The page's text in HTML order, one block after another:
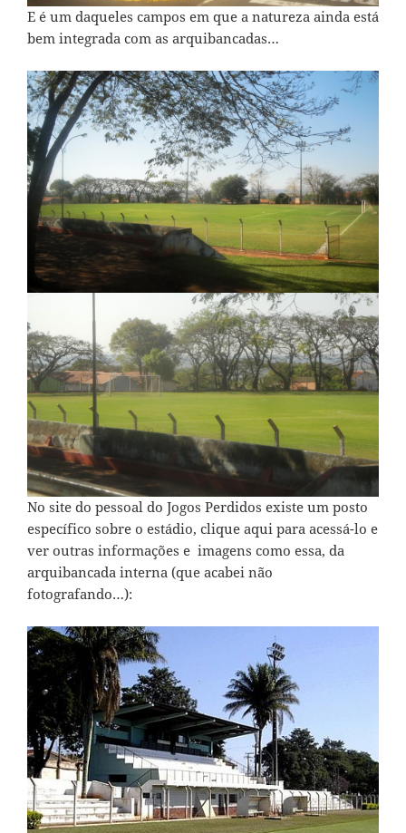
E é um daqueles campos em que a natureza ainda está
bem integrada com as arquibancadas…
No site do pessoal do Jogos Perdidos existe um posto
específico sobre o estádio, clique aqui para acessá-lo e
ver outras informações e imagens como essa, da
arquibancada interna (que acabei não
fotografando…):